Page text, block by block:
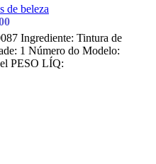
de beleza
Ingrediente: Tintura de
1 Número do Modelo:
PESO LÍQ: